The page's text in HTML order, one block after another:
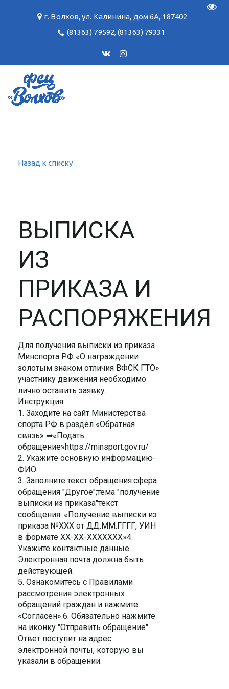
г. Волхов,ул. Калинина, дом 6А, 187402
(81363) 79592,(81363) 79331
Назад к списку
ВЫПИСКА
ИЗ
ПРИКАЗА И
РАСПОРЯЖЕНИЯ
Для получения выписки из приказа
Минспорта РФ «О награждении
золотым знаком отличия ВФСК ГТО»
участнику движения необходимо
лично оставить заявку.
Инструкция:
1. Заходите на сайт Министерства
спорта РФ в раздел «Обратная
связь» ➡«Подать
обращение»https://minsport.gov.ru/
2. Укажите основную информацию-
ФИО.
3. Заполните текст обращения:сфера
обращения "Другое";тема "получение
выписки из приказа"текст
сообщения: «Получение выписки из
приказа №ХХХ от ДД.ММ.ГГГГ, УИН
в формате ХХ-ХХ-ХХХХХХХ»4.
Укажите контактные данные.
Электронная почта должна быть
действующей.
5. Ознакомитесь с Правилами
рассмотрения электронных
обращений граждан и нажмите
«Согласен».6. Обязательно нажмите
на иконку "Отправить обращение".
Ответ поступит на адрес
электронной почты, которую вы
указали в обращении.